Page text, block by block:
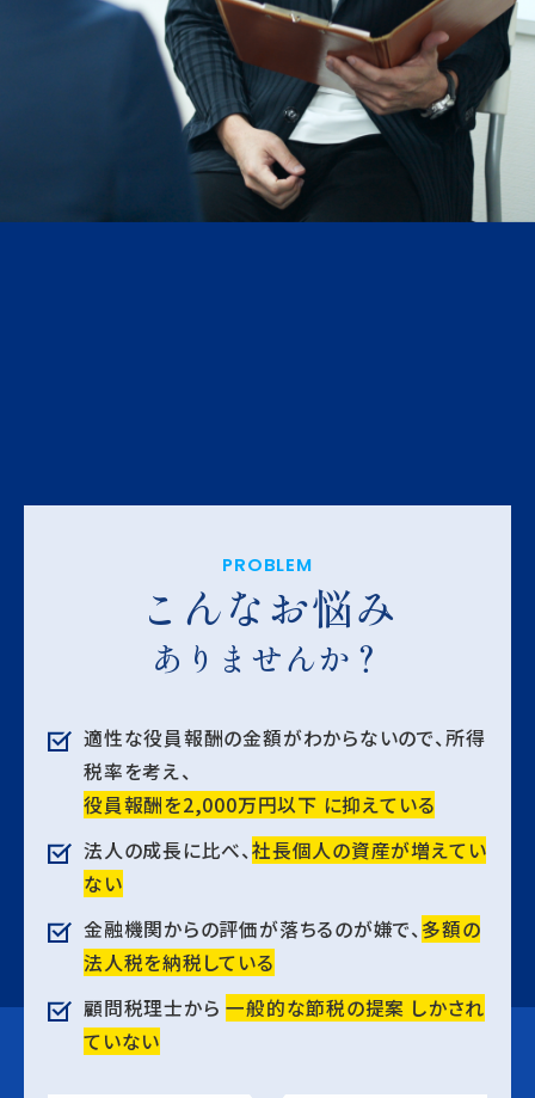
PROBLEM
こんなお悩み
ありませんか？
適性な役員報酬の金額がわからないので、所得
税率を考え、
役員報酬を2,000万円以下 に抑えている
法人の成長に比べ、社長個人の資産が増えてい
ない
金融機関からの評価が落ちるのが嫌で、多額の
法人税を納税している
顧問税理士から一般的な節税の提案 しかされ
ていない